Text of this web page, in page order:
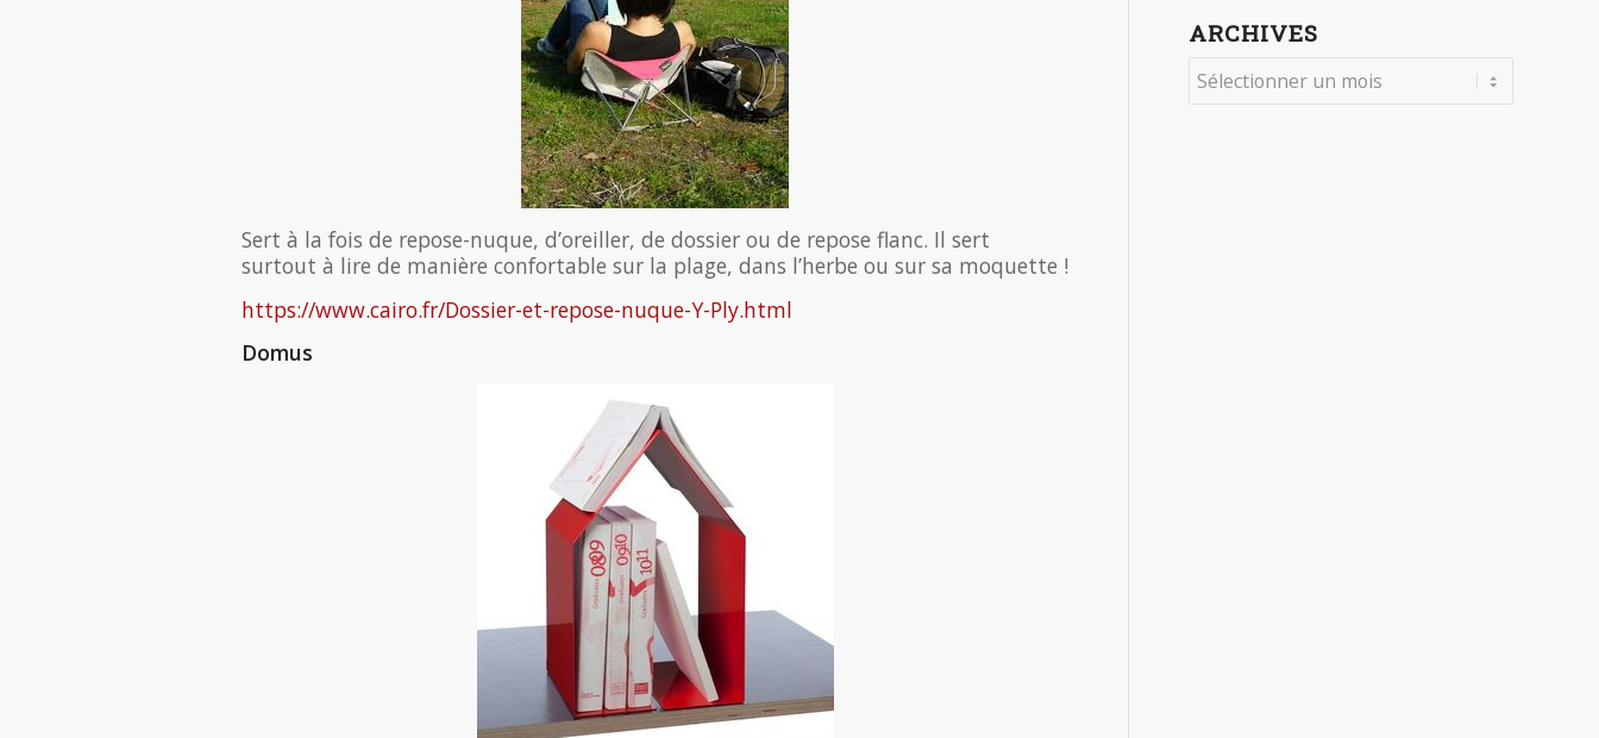
Sert à la fois de repose-nuque, d’oreiller, de dossier ou de repose flanc. Il sert
surtout à lire de manière confortable sur la plage, dans l’herbe ou sur sa moquette !
https://www.cairo.fr/Dossier-et-repose-nuque-Y-Ply.html
Domus
ARCHIVES